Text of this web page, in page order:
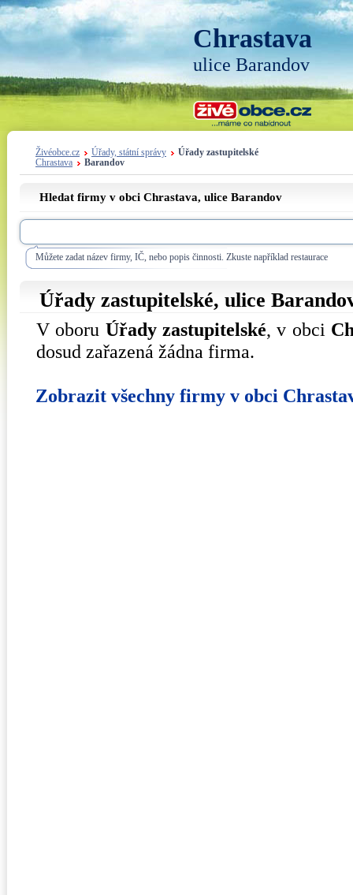
Chrastava
ulice Barandov
Živéobce.cz Úřady, státní správy
Úřady zastupitelské
Chrastava
Barandov
Hledat firmy v obci Chrastava, ulice Barandov
Můžete zadat název firmy, IČ, nebo popis činnosti. Zkuste například restaurace
Úřady zastupitelské, ulice
V oboru Úřady zastupitelské, v obci
dosud zařazená žádna firma.
Zobrazit všechny firmy v obci